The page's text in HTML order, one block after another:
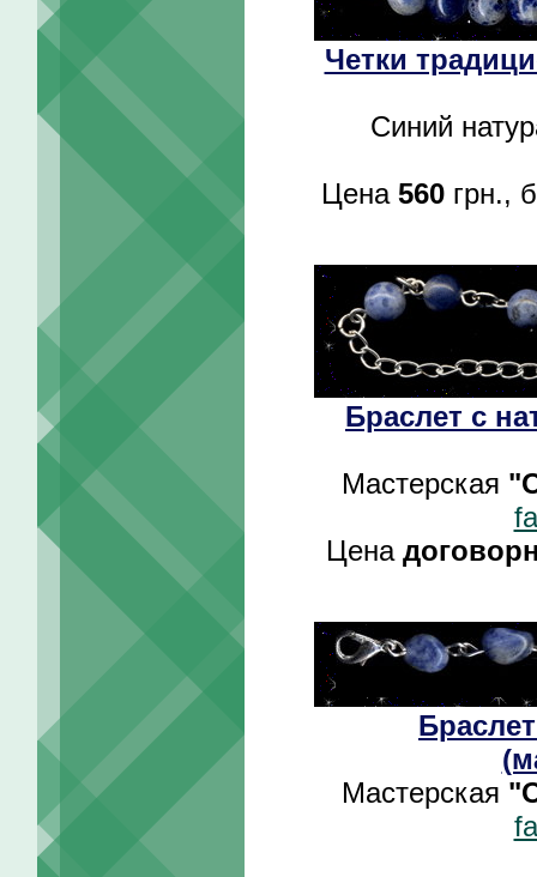
Четки
Синий
Цена 560грн.,
Браслет с
Мастерская
Цена
Мастерская